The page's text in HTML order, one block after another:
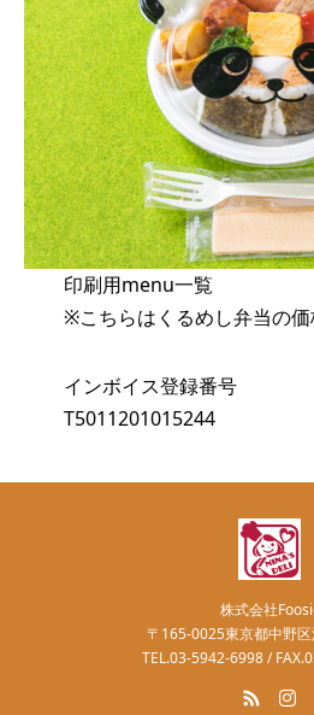
印刷用menu一覧
※こちらはくるめし弁当の
インボイス登録番号
T5011201015244
株式会社
〒165-0025東京都中野
TEL.03-5942-6998 /